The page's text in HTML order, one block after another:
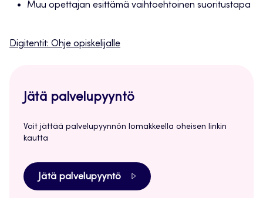
Muu opettajan esittämä vaihtoehtoinen suoritustapa
Digitentit: Ohje opiskelijalle
Jätä palvelupyyntö
Voit jättää palvelupyynnön lomakkeella oheisen linkin
kautta
Jätä palvelupyyntö